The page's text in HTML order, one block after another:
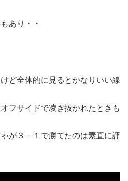
あり・・
ど全体的に見るとかなりいい線
フサイドで凌ぎ抜かれたときも
が３－１で勝てたのは素直に評